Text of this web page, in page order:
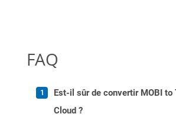
FAQ
Est-il sûr de convertir MOBI to
Cloud ?